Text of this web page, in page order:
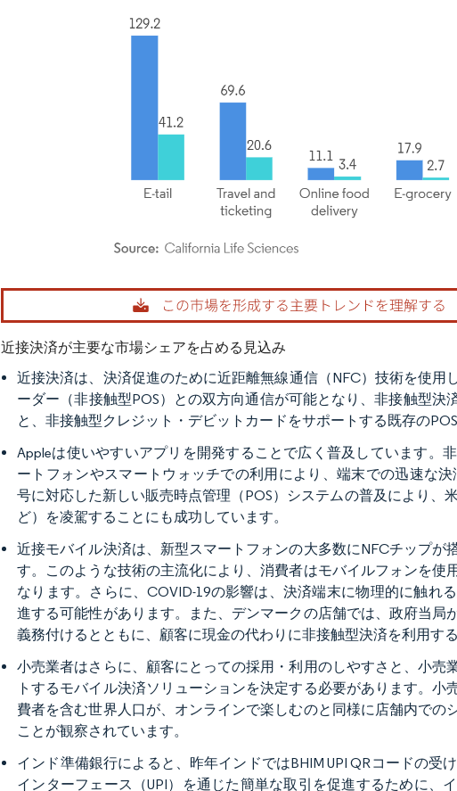
画像 © Mordor Intelligence。再利用にはCC BY 4.0の表示が必要です。
近接決済が主要な市場シェアを占める見込み
近接決済は、決済促進のために近距離無線通信（NFC）技術を使用
ーダー（非接触型POS）との双方向通信が可能となり、非接触型
と、非接触型クレジット・デビットカードをサポートする既存の
Appleは使いやすいアプリを開発することで広く普及しています。
ートフォンやスマートウォッチでの利用により、端末での迅速な
号に対応した新しい販売時点管理（POS）システムの普及により、
ど）を凌駕することにも成功しています。
近接モバイル決済は、新型スマートフォンの大多数にNFCチップが
す。このような技術の主流化により、消費者はモバイルフォンを
なります。さらに、COVID-19の影響は、決済端末に物理的に触れ
進する可能性があります。また、デンマークの店舗では、政府当
義務付けるとともに、顧客に現金の代わりに非接触型決済を利用す
小売業者はさらに、顧客にとっての採用・利用のしやすさと、小
トするモバイル決済ソリューションを決定する必要があります。
費者を含む世界人口が、オンラインで楽しむのと同様に店舗内で
ことが観察されています。
インド準備銀行によると、昨年インドではBHIM UPI QRコードの受
インターフェース（UPI）を通じた簡単な取引を促進するために、